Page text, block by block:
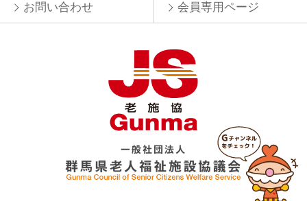
お問い合わせ 会員専用ページ